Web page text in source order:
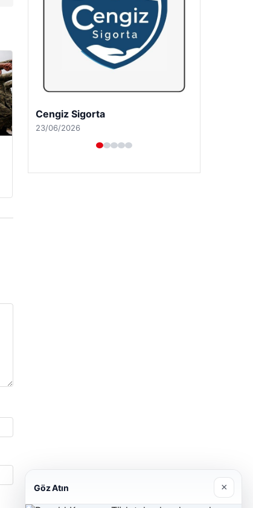
Cengiz Sigorta
23/06/2026
Göz Atın ×